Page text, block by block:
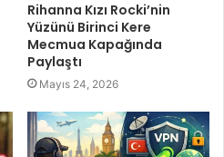
Rihanna Kızı Rocki’nin
Yüzünü Birinci Kere
Mecmua Kapağında
Paylaştı
Mayıs 24, 2026